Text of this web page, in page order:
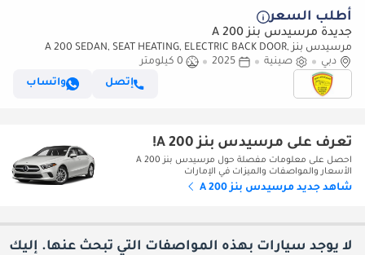
أطلب السعر
جديدة مرسيدس بنز A 200
مرسيدس بنز A 200 SEDAN, SEAT HEATING, ELECTRIC BACK DOOR,
PANORAMIC ROOF, MODEL 2025 CHINA SPECS
دبي صينية 2025
0 كيلومتر
إتصل
واتساب
تعرف على مرسيدس بنز A 200!
احصل على معلومات مفصلة حول مرسيدس بنز A 200
الأسعار والمواصفات والميزات في الإمارات
شاهد جديد مرسيدس بنز A 200
لا يوجد سيارات بهذه المواصفات التي تبحث عنها. إليك